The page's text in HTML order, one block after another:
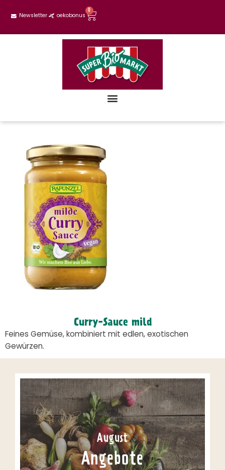
Newsletter oekobonus
0
Curry-Sauce mild
Feines Gemüse, kombiniert mit edlen, exotischen
Gewürzen.
August
Angebote